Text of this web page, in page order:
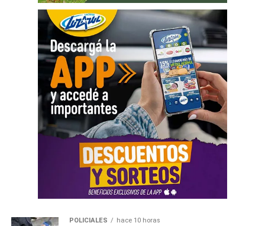
POLICIALES hace 10 horas